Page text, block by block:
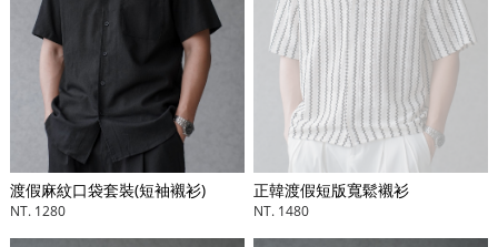
渡假麻紋口袋套裝(短袖襯衫)
NT. 1280
正韓渡假短版寬鬆襯衫
NT. 1480